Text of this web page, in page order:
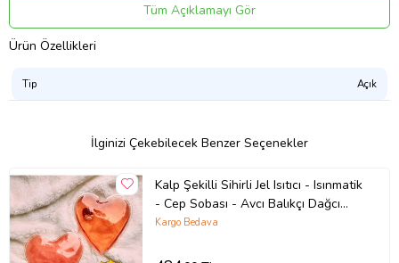
Kullanırken Dikkat Edilmesi Gerekenler Ürünü kullanmanızın
ardından tekrar kaynatarak sıvı hale getirebilir ve tekrar
kullanabilirsiniz
Ancak ürünü kaynatmanızın hemen ardından, sıcak halde iken
metal pulu çıtlatmayınız
katı halde olabilir
esnada mikron düzeyinde bir enerji jeli tepkimeye sokuyor, metal
çipimiz Katalizör görevi görmektedir.Tepkime sonucunda Sıvı, katı
hale geçiyor ve bu faz değiştirme esnasında dışarıya ısı veriyor, bu
ısı 55 Dereceye kadar çıkıyor ve 30 45 dk süresince tepkime devam
ediyorDaha sonra, katı halde soğumuş Sihirli Isıtıcıyı, kaynatarak,
Tüm Açıklamayı Gör
Ürün Özellikleri
Tip Açık
İlginizi Çekebilecek Benzer Seçenekler
Kalp Şekilli Sihirli Jel Isıtıcı - Isınmatik
- Cep Sobası - Avcı Balıkçı Dağcı
Kamp El Isıtıcısı - 4 Adet (Kırmızı)
Kargo Bedava